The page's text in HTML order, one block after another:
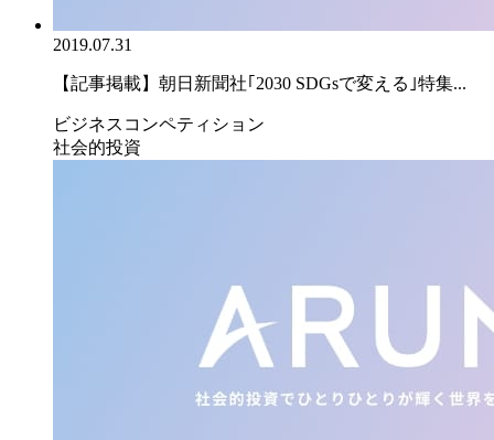
2019.07.31
【記事掲載】朝日新聞社｢2030 SDGsで変える｣特集...
ビジネスコンペティション
社会的投資